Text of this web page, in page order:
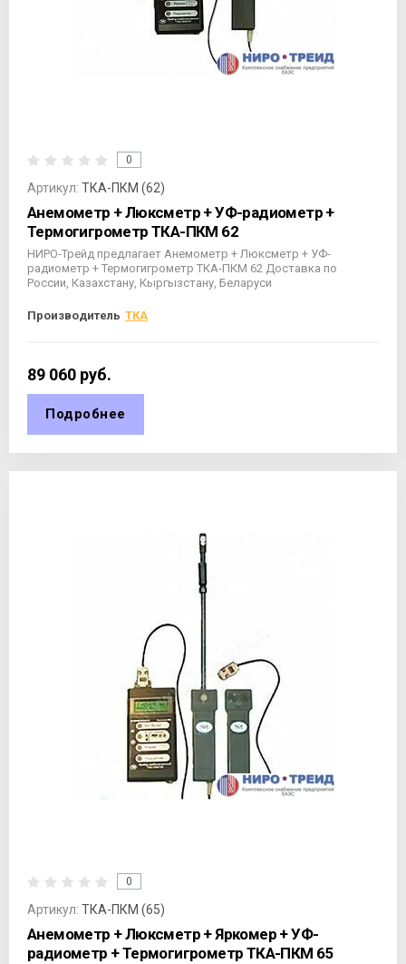
0
Артикул: ТКА-ПКМ (62)
Анемометр + Люксметр + УФ-радиометр +
Термогигрометр ТКА-ПКМ 62
НИРО-Трейд предлагает Анемометр + Люксметр + УФ-
радиометр + Термогигрометр ТКА-ПКМ 62 Доставка по
России, Казахстану, Кыргызстану, Беларуси
Производитель ТКА
89 060 руб.
Подробнее
0
Артикул: ТКА-ПКМ (65)
Анемометр + Люксметр + Яркомер + УФ-
радиометр + Термогигрометр ТКА-ПКМ 65